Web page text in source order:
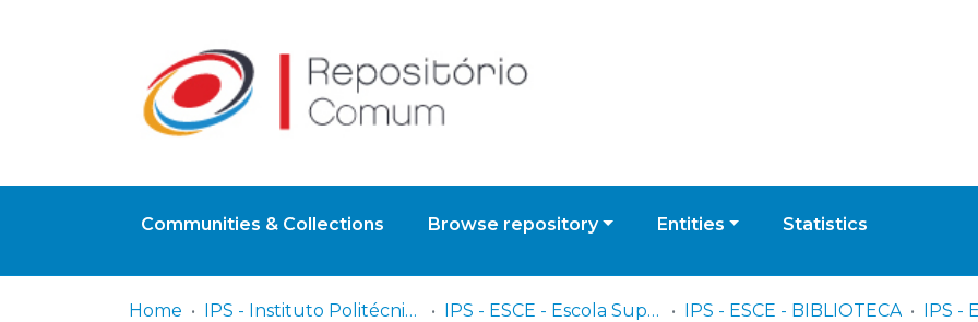
Communities & Collections Browse repository Entities Statistics
Home IPS - Instituto Politécnico de Setúbal IPS - ESCE - Escola Superior de Ciências Empresariais IPS - ESCE - BIBLIOTECA